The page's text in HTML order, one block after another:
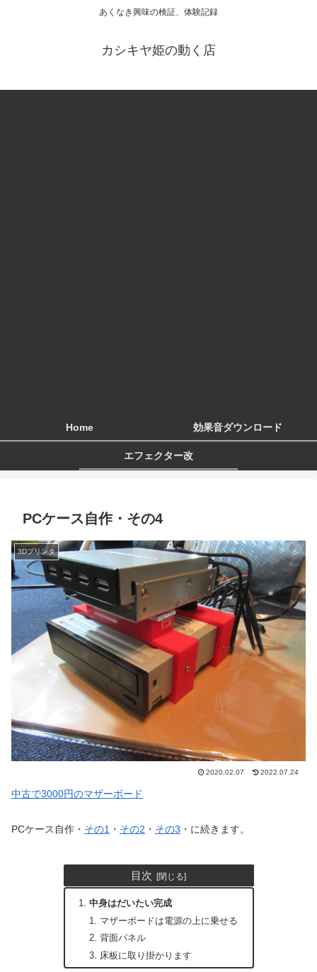
あくなき興味の検証、体験記録
カシキヤ姫の動く店
Home 効果音ダウンロード
エフェクター改
PCケース自作・その4
3Dプリンタ
2020.02.07 2022.07.24
中古で3000円のマザーボード
PCケース自作・ その1 ・ その2 ・ その3 ・に続きます。
目次
中身はだいたい完成
マザーボードは電源の上に乗せる
背面パネル
床板に取り掛かります